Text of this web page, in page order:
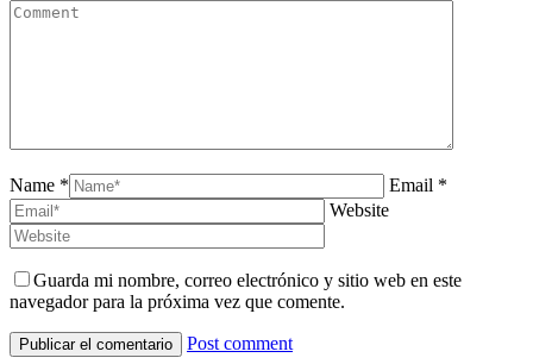
Name *
Email *
Website
Guarda mi nombre, correo electrónico y sitio web en este
navegador para la próxima vez que comente.
Post comment